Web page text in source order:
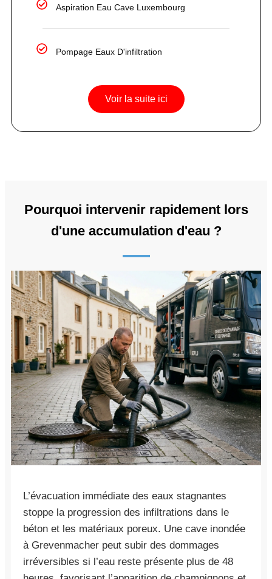
Aspiration Eau Cave Luxembourg
Pompage Eaux D'infiltration
Voir la suite ici
Pourquoi intervenir rapidement lors
d'une accumulation d'eau ?
L’évacuation immédiate des eaux stagnantes
stoppe la progression des infiltrations dans le
béton et les matériaux poreux. Une cave inondée
à Grevenmacher peut subir des dommages
irréversibles si l’eau reste présente plus de 48